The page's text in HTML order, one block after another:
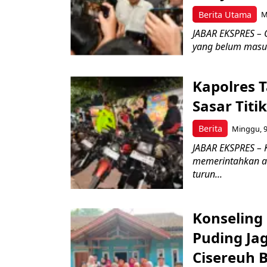
Berita Utama
JABAR
yang belum
Berita
Kapolres
Sasar
Minggu,
JABAR
memerintahkan
turun...
Puding
Cisereuh